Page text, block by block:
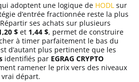
adoptent une logique de HODL sur
d’entrée fractionnée reste la plus
ses achats sur plusieurs
$ et 1,44 $, permet de construire
à timer parfaitement le bas du
d’autant plus pertinente que les
identifiés par EGRAG CRYPTO
ramener le prix vers des niveaux
départ.